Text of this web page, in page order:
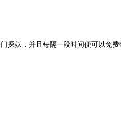
探妖，并且每隔一段时间便可以